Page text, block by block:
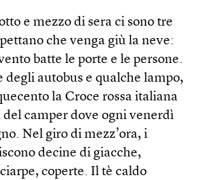
e mezzo di sera ci sono tre
che venga giù la neve:
batte le porte e le persone.
degli autobus e qualche lampo,
la Croce rossa italiana
del camper dove ogni venerdì
Nel giro di mezz’ora, i
decine di giacche,
coperte. Il tè caldo